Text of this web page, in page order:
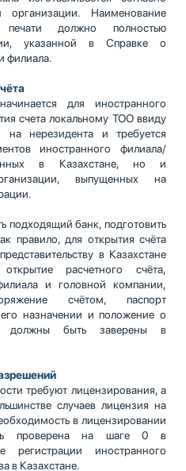
организации. Наименование
должно полностью
указанной в Справке о
филиала.
для иностранного
счета локальному ТОО ввиду
на нерезидента и требуется
иностранного филиала/
в Казахстане, но и
выпущенных на
подходящий банк, подготовить
правило, для открытия счёта
в Казахстане
расчетного счёта,
и головной компании,
счётом, паспорт
назначении и положение о
должны быть заверены в
требуют лицензирования, а
случаев лицензия на
в лицензировании
проверена на шаге 0 в
регистрации иностранного
в Казахстане.